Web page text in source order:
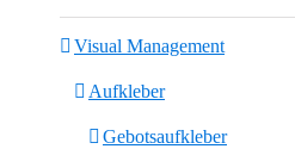
Visual Management
Aufkleber
Gebotsaufkleber